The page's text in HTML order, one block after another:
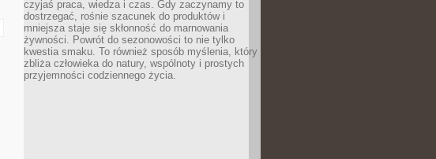
czyjaś praca, wiedza i czas. Gdy zaczynamy to
dostrzegać, rośnie szacunek do produktów i
mniejsza staje się skłonność do marnowania
żywności. Powrót do sezonowości to nie tylko
kwestia smaku. To również sposób myślenia, który
zbliża człowieka do natury, wspólnoty i prostych
przyjemności codziennego życia.